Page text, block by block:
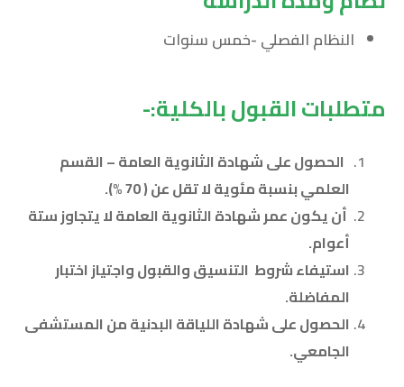
النظام الفصلي -خمس سنوات
متطلبات القبول بالكلية:-
الحصول على شهادة الثانوية العامة – القسم
العلمي بنسبة مئوية لا تقل عن ( 70 %).
أن يكون عمر شهادة الثانوية العامة لا يتجاوز ستة
أعوام.
استيفاء شروط التنسيق والقبول واجتياز اختبار
المفاضلة.
الحصول على شهادة اللياقة البدنية من المستشفى
الجامعي.